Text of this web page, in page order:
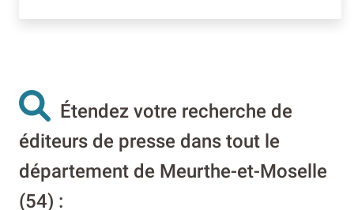
Étendez votre recherche de
éditeurs de presse dans tout le
département de Meurthe-et-Moselle
(54) :